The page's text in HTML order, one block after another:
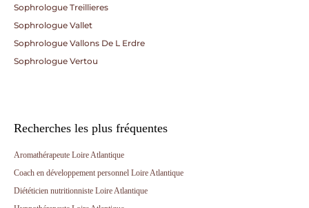
Sophrologue Treillieres
Sophrologue Vallet
Sophrologue Vallons De L Erdre
Sophrologue Vertou
Recherches les plus fréquentes
Aromathérapeute Loire Atlantique
Coach en développement personnel Loire Atlantique
Diététicien nutritionniste Loire Atlantique